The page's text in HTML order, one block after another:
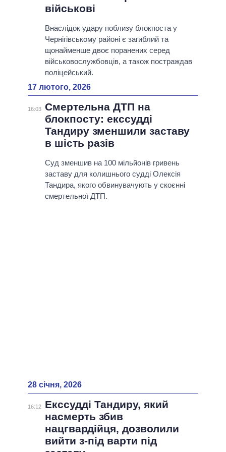
військові
Внаслідок удару поблизу блокпоста у
Чернігівському районі є загиблий та
щонайменше двоє поранених серед
військовослужбовців, а також постраждав
поліцейський.
17 лютого, 2026
16:03 Смертельна ДТП на
блокпосту: екссудді
Тандиру зменшили заставу
в шість разів
Суд зменшив на 100 мільйонів гривень
заставу для колишнього судді Олексія
Тандира, якого обвинувачують у скоєнні
смертельної ДТП.
28 січня, 2026
16:12
Екссудді Тандиру, який
насмерть збив
нацгвардійця, дозволили
вийти з-під варти під